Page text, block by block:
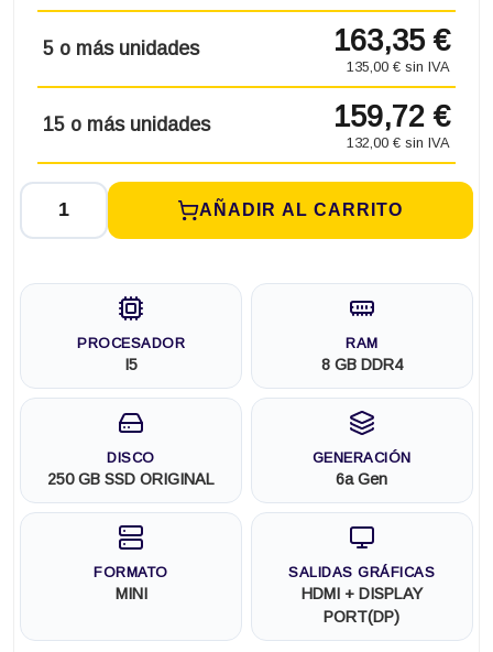
5 o más unidades 163,35 €
135,00 € sin IVA
15 o más unidades 159,72 €
132,00 € sin IVA
AÑADIR AL CARRITO
PROCESADOR
I5
RAM
8 GB DDR4
DISCO
250 GB SSD ORIGINAL
GENERACIÓN
6a Gen
FORMATO
MINI
SALIDAS GRÁFICAS
HDMI + DISPLAY
PORT(DP)